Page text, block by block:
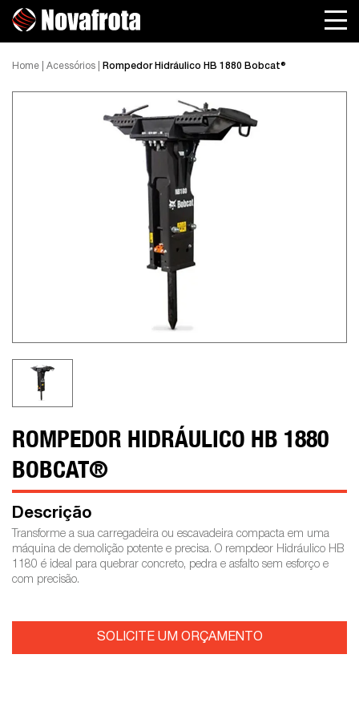
Home Acessórios Rompedor Hidráulico HB 1880 Bobcat®
ROMPEDOR HIDRÁULICO HB 1880
BOBCAT®
Descrição
Transforme a sua carregadeira ou escavadeira compacta em uma
máquina de demolição potente e precisa. O rempdeor Hidráulico HB
1180 é ideal para quebrar concreto, pedra e asfalto sem esforço e
com precisão.
SOLICITE UM ORÇAMENTO